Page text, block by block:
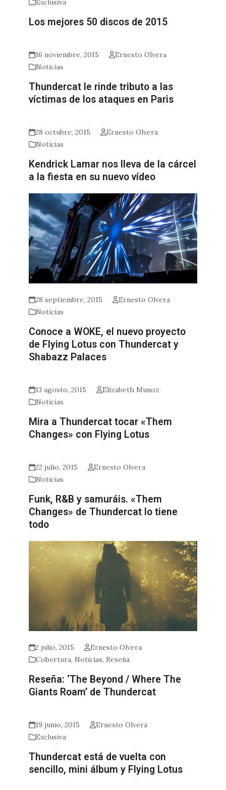
Exclusiva
Los mejores 50 discos de 2015
16 noviembre, 2015
Ernesto Olvera
Noticias
Thundercat le rinde tributo a las
víctimas de los ataques en Paris
28 octubre, 2015
Ernesto Olvera
Noticias
Kendrick Lamar nos lleva de la cárcel
a la fiesta en su nuevo vídeo
28 septiembre, 2015
Ernesto Olvera
Noticias
Conoce a WOKE, el nuevo proyecto
de Flying Lotus con Thundercat y
Shabazz Palaces
13 agosto, 2015
Elizabeth Munoz
Noticias
Mira a Thundercat tocar «Them
Changes» con Flying Lotus
22 julio, 2015
Ernesto Olvera
Noticias
Funk, R&B y samuráis. «Them
Changes» de Thundercat lo tiene
todo
2 julio, 2015
Ernesto Olvera
Cobertura, Noticias,Reseña
Reseña: ‘The Beyond / Where The
Giants Roam’ de Thundercat
19 junio, 2015
Ernesto Olvera
Exclusiva
Thundercat está de vuelta con
sencillo, mini álbum y Flying Lotus